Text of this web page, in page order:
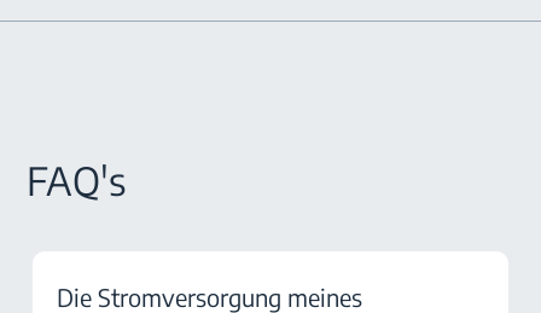
FAQ's
Die Stromversorgung meines